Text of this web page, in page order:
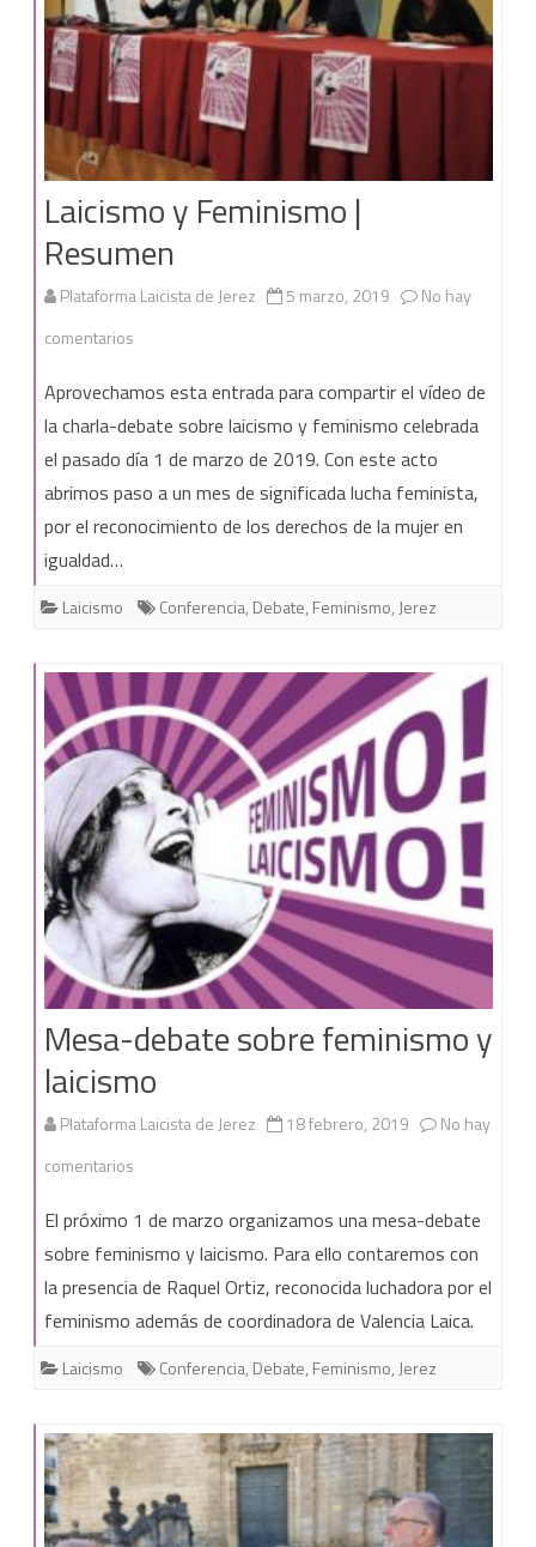
Patrimonio
Laicismo y Feminismo |
Resumen
Plataforma Laicista de Jerez 5 marzo, 2019
No hay
comentarios
y
Feminismo
|
Aprovechamos esta entrada para compartir el vídeo de
la charla-debate sobre laicismo y feminismo celebrada
el pasado día 1 de marzo de 2019. Con este acto
abrimos paso a un mes de significada lucha feminista,
por el reconocimiento de los derechos de la mujer en
igualdad…
Laicismo Conferencia, Debate, Feminismo, Jerez
Mesa-debate sobre feminismo y
laicismo
Plataforma Laicista de Jerez 18 febrero, 2019
No hay
comentarios
debate
sobre
feminismo
y
El próximo 1 de marzo organizamos una mesa-debate
sobre feminismo y laicismo. Para ello contaremos con
la presencia de Raquel Ortiz, reconocida luchadora por el
feminismo además de coordinadora de Valencia Laica.
Laicismo Conferencia, Debate, Feminismo, Jerez